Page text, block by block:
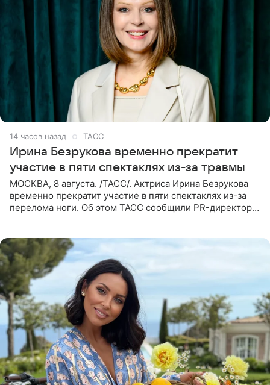
14 часов назад ТАСС
Ирина Безрукова временно прекратит
участие в пяти спектаклях из-за травмы
МОСКВА, 8 августа. /ТАСС/. Актриса Ирина Безрукова
временно прекратит участие в пяти спектаклях из-за
перелома ноги. Об этом ТАСС сообщили PR-директор